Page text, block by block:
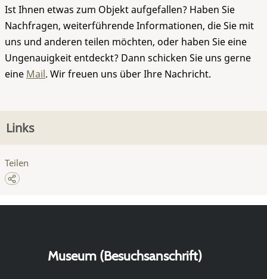
Ist Ihnen etwas zum Objekt aufgefallen? Haben Sie
Nachfragen, weiterführende Informationen, die Sie mit
uns und anderen teilen möchten, oder haben Sie eine
Ungenauigkeit entdeckt? Dann schicken Sie uns gerne
eine Mail. Wir freuen uns über Ihre Nachricht.
Links
Teilen
Museum (Besuchsanschrift)